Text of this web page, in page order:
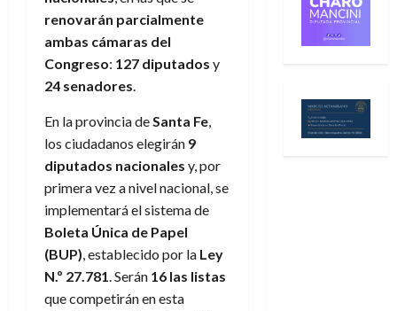
renovarán parcialmente
ambas cámaras del
Congreso: 127 diputados y
24 senadores.
En la provincia deSanta Fe,
los ciudadanos elegirán 9
diputados nacionales y, por
primera vez a nivel nacional, se
implementará el sistema de
Boleta Única de Papel
(BUP), establecido por la Ley
N.º 27.781. Serán 16 las listas
que competirán en esta